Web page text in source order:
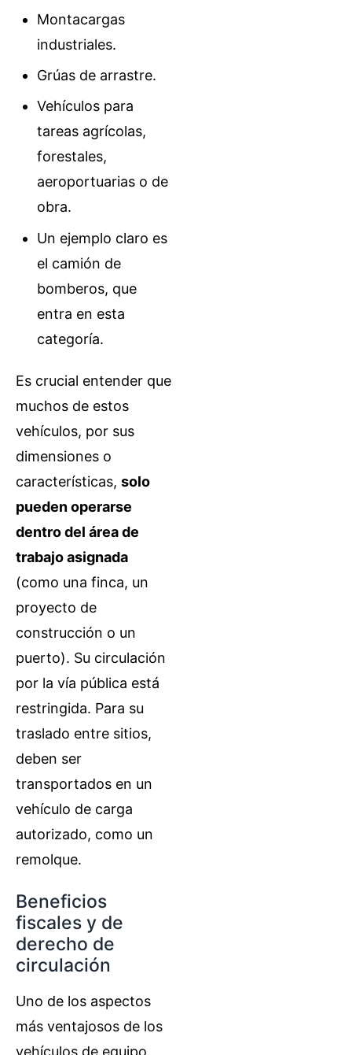
Montacargas
industriales.
Grúas de arrastre.
Vehículos para
tareas agrícolas,
forestales,
aeroportuarias o de
obra.
Un ejemplo claro es
el camión de
bomberos, que
entra en esta
categoría.
Es crucial entender que
muchos de estos
vehículos, por sus
dimensiones o
características, solo
pueden operarse
dentro del área de
trabajo asignada
(como una finca, un
proyecto de
construcción o un
puerto). Su circulación
por la vía pública está
restringida. Para su
traslado entre sitios,
deben ser
transportados en un
vehículo de carga
autorizado, como un
remolque.
Beneficios
fiscales y de
derecho de
circulación
Uno de los aspectos
más ventajosos de los
vehículos de equipo